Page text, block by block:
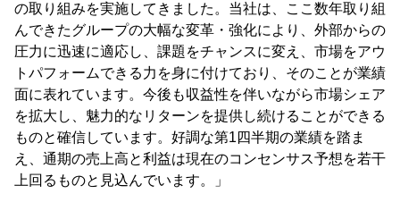
の取り組みを実施してきました。当社は、ここ数年取り組
んできたグループの大幅な変革・強化により、外部からの
圧力に迅速に適応し、課題をチャンスに変え、市場をアウ
トパフォームできる力を身に付けており、そのことが業績
面に表れています。今後も収益性を伴いながら市場シェア
を拡大し、魅力的なリターンを提供し続けることができる
ものと確信しています。好調な第1四半期の業績を踏ま
え、通期の売上高と利益は現在のコンセンサス予想を若干
上回るものと見込んでいます。」